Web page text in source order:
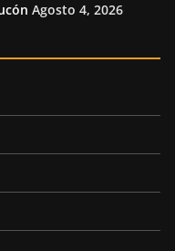
Agosto 4, 2026